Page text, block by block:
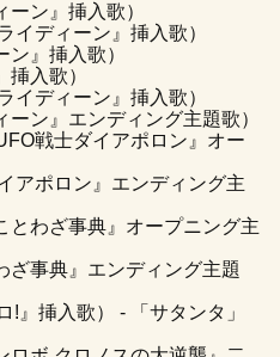
ン』挿入歌）
イディーン』挿入歌）
』挿入歌）
入歌）
イディーン』挿入歌）
ン』エンディング主題歌）
戦士ダイアポロン』オー
アポロン』エンディング主
とわざ事典』オープニング主
ざ事典』エンディング主題
』挿入歌） - 「サタンタ」